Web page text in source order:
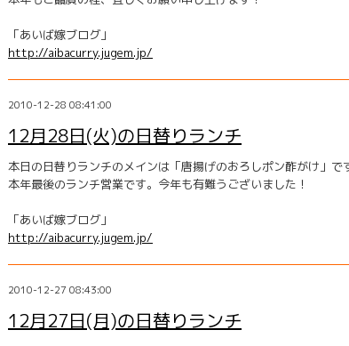
「あいば嫁ブログ」
http://aibacurry.jugem.jp/
2010-12-28 08:41:00
12月28日(火)の日替りランチ
本日の日替りランチのメインは「唐揚げのおろしポン酢がけ」で
本年最後のランチ営業です。今年も有難うございました！
「あいば嫁ブログ」
http://aibacurry.jugem.jp/
2010-12-27 08:43:00
12月27日(月)の日替りランチ